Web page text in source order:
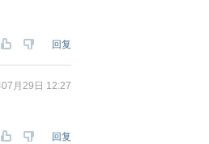
回复
月29日 12:27
回复